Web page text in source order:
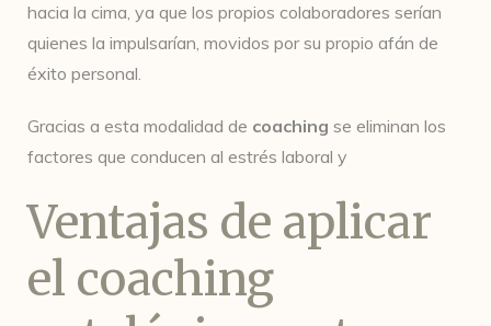
hacia la cima, ya que los propios colaboradores serían
quienes la impulsarían, movidos por su propio afán de
éxito personal.
Gracias a esta modalidad de coaching se eliminan los
factores que conducen al estrés laboral y
Ventajas de aplicar
el coaching